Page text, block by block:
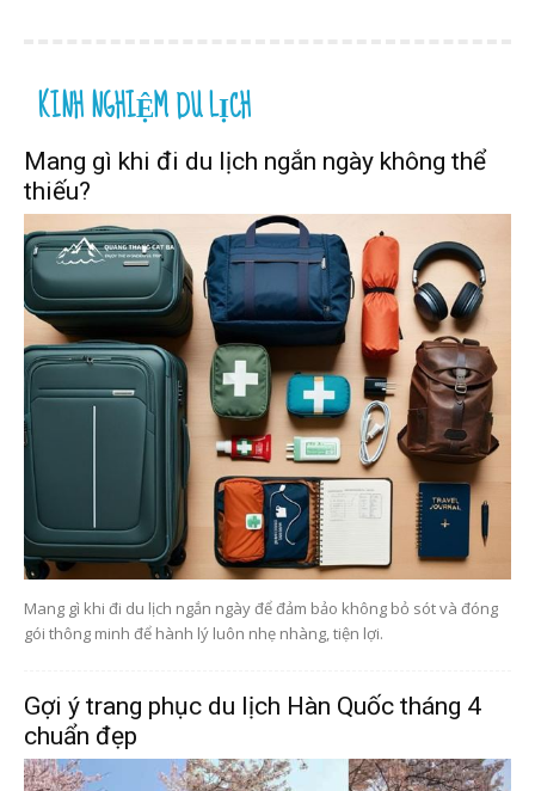
KINH NGHIỆM DU LỊCH
Mang gì khi đi du lịch ngắn ngày không thể
thiếu?
Mang gì khi đi du lịch ngắn ngày để đảm bảo không bỏ sót và đóng
gói thông minh để hành lý luôn nhẹ nhàng, tiện lợi.
Gợi ý trang phục du lịch Hàn Quốc tháng 4
chuẩn đẹp